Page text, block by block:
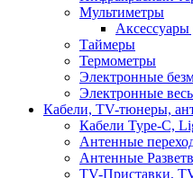
Мультиметры
Аксессуары
Таймеры
Термометры
Электронные
Электронные
Кабели, TV-тюнеры,
Кабели Type-C,
Антенные
Антенные
TV-Приставки,